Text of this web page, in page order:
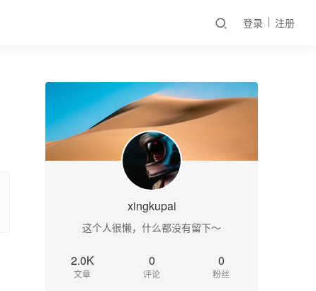
登录 注册
xingkupai
这个人很懒，什么都没有留下～
2.0K
文章
0
评论
0
粉丝